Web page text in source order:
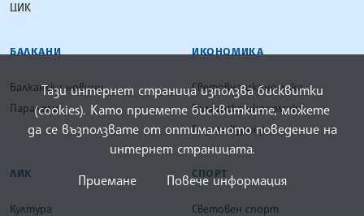
ЦИК
БАЛКАНИ
Балкански новини
Паралели
ИКОНОМИКА
Световна икономика
Българска икономика
Бизнес Куриер
ЛИК
Култура
СПОРТ
Световен спорт
Тази интернет страница използва бисквитки
(cookies). Като приемете бисквитките, можете
да се възползвате от оптималното поведение на
интернет страницата.
Приемане
Повече информация